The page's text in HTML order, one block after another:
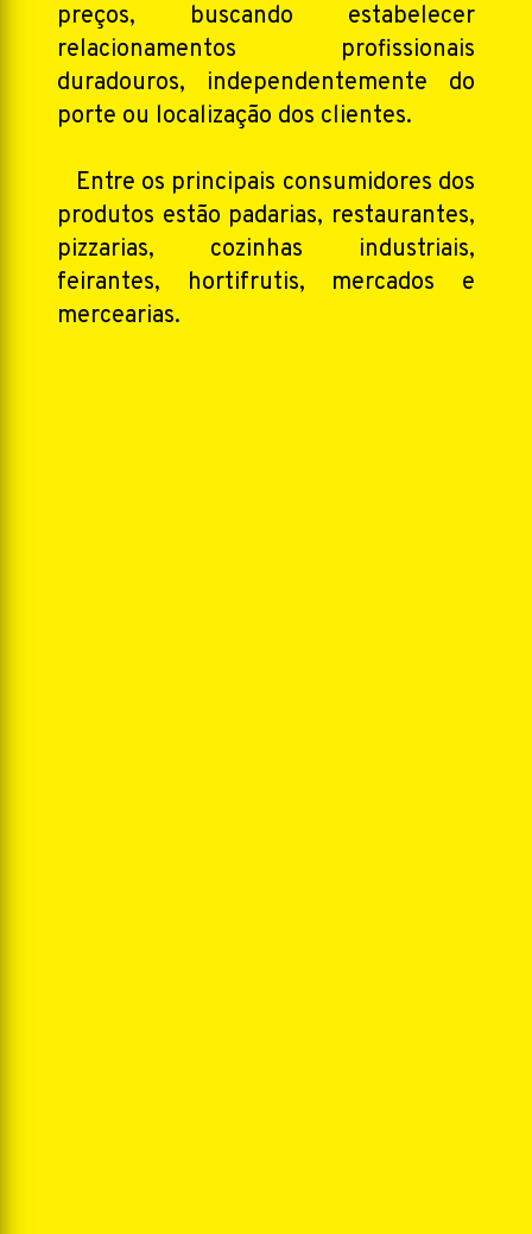
preços, buscando estabelecer
relacionamentos profissionais
duradouros, independentemente do
porte ou localização dos clientes.
Entre os principais consumidores dos
produtos estão padarias, restaurantes,
pizzarias, cozinhas industriais,
feirantes, hortifrutis, mercados e
mercearias.